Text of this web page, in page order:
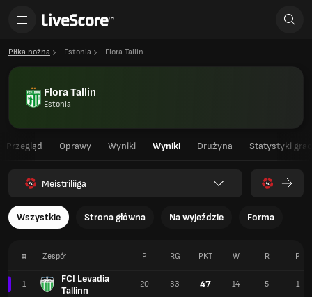
Piłka nożna Estonia Flora Tallin
Flora Tallin
Estonia
Przegląd Oprawy Wyniki Wyniki Drużyna Statystyki
Meistriliiga
Wszystkie Strona główna Na wyjeździe Forma
# Zespół
1
FCI Levadia
Tallinn
P RG PKT W R P
20 33 47 14 5 1